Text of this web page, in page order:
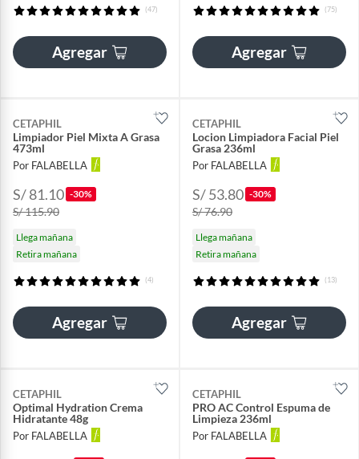
(47)
Agregar
(75)
Agregar
CETAPHIL
Limpiador Piel Mixta A Grasa
473ml
Por FALABELLA
S/ 81.10 -30%
S/ 115.90
Llega mañana
Retira mañana
(4)
Agregar
CETAPHIL
Locion Limpiadora Facial Piel
Grasa 236ml
Por FALABELLA
S/ 53.80 -30%
S/ 76.90
Llega mañana
Retira mañana
(13)
Agregar
CETAPHIL
Optimal Hydration Crema
Hidratante 48g
Por FALABELLA
CETAPHIL
PRO AC Control Espuma de
Limpieza 236ml
Por FALABELLA